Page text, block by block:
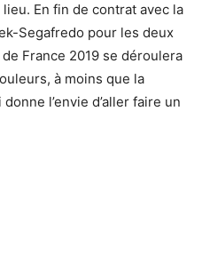
En fin de contrat avec la
Segafredo pour les deux
France 2019 se déroulera
à moins que la
l’envie d’aller faire un